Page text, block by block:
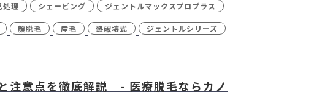
処理 シェービング ジェントルマックスプロプラス
顏脱毛 産毛 熱破壊式 ジェントルシリーズ
注意点を徹底解説 - 医療脱毛ならカノ